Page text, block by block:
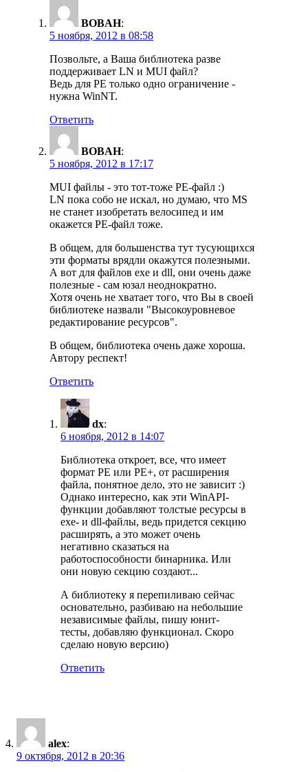
BOBAH:
5 ноября, 2012 в 08:58
Позвольте, а Ваша библиотека разве
поддерживает LN и MUI файл?
Ведь для PE только одно ограничение -
нужна WinNT.
Ответить
BOBAH:
5 ноября, 2012 в 17:17
MUI файлы - это тот-тоже РЕ-файл :)
LN пока собо не искал, но думаю, что MS
не станет изобретать велосипед и им
окажется РЕ-файл тоже.
В общем, для большенства тут тусующихся
эти форматы врядли окажутся полезными.
А вот для файлов exe и dll, они очень даже
полезные - сам юзал неоднократно.
Хотя очень не хватает того, что Вы в своей
библиотеке назвали "Высокоуровневое
редактирование ресурсов".
В общем, библиотека очень даже хороша.
Автору респект!
Ответить
dx:
6 ноября, 2012 в 14:07
Библиотека откроет, все, что имеет
формат PE или PE+, от расширения
файла, понятное дело, это не зависит :)
Однако интересно, как эти WinAPI-
функции добавляют толстые ресурсы в
exe- и dll-файлы, ведь придется секцию
расширять, а это может очень
негативно сказаться на
работоспособности бинарника. Или
они новую секцию создают...
А библиотеку я перепиливаю сейчас
основательно, разбиваю на небольшие
независимые файлы, пишу юнит-
тесты, добавляю функционал. Скоро
сделаю новую версию)
Ответить
alex:
9 октября, 2012 в 20:36